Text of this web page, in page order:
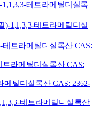
테트라메틸디실록
)-1,1,3,3-테트라메틸디실
테트라메틸디실록산 CAS:
트라메틸디실록산 CAS:
메틸디실록산 CAS: 2362-
테트라메틸디실록산